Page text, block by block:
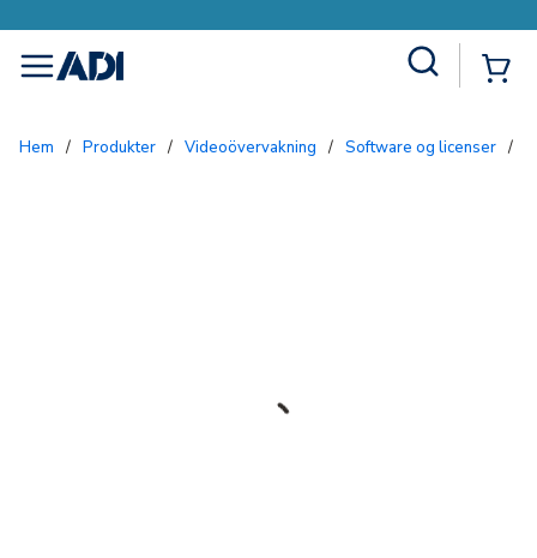
menu
Hem / Produkter / Videoövervakning / Software og licenser /